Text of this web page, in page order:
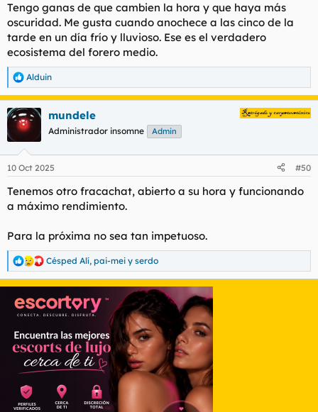
Tengo ganas de que cambien la hora y que haya más
oscuridad. Me gusta cuando anochece a las cinco de la
tarde en un día frío y lluvioso. Ese es el verdadero
ecosistema del forero medio.
R
e
c
i
e
:
Alduin
mundele
Administrador insomne Admin
10 Oct 2025 #50
Tenemos otro fracachat, abierto a su hora y funcionando
a máximo rendimiento.
Para la próxima no sea tan impetuoso.
R
e
a
c
c
o
n
e
Césped Alí, pai-mei y serdo